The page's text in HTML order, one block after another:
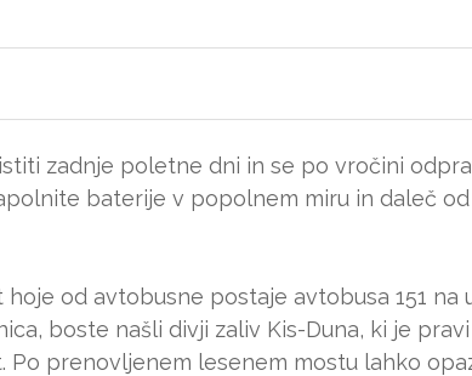
zadnje poletne dni in se po vročini
baterije v popolnem miru in daleč od
hoje od avtobusne postaje avtobusa 151 na
boste našli divji zaliv Kis-Duna, ki je
Po prenovljenem lesenem mostu lahko